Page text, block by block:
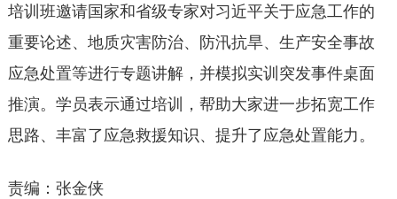
培训班邀请国家和省级专家对习近平关于应急工作的
重要论述、地质灾害防治、防汛抗旱、生产安全事故
应急处置等进行专题讲解，并模拟实训突发事件桌面
推演。学员表示通过培训，帮助大家进一步拓宽工作
思路、丰富了应急救援知识、提升了应急处置能力。
责编：张金侠